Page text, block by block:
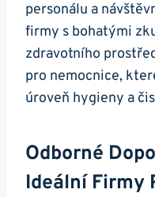
personálu a
firmy s bohatými
zdravotního
pro nemocnice,
úroveň hygieny a
Odborné
Ideální Firmy